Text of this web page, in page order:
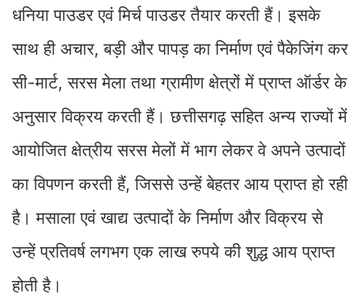
धनिया पाउडर एवं मिर्च पाउडर तैयार करती हैं। इसके
साथ ही अचार, बड़ी और पापड़ का निर्माण एवं पैकेजिंग कर
सी-मार्ट, सरस मेला तथा ग्रामीण क्षेत्रों में प्राप्त ऑर्डर के
अनुसार विक्रय करती हैं। छत्तीसगढ़ सहित अन्य राज्यों में
आयोजित क्षेत्रीय सरस मेलों में भाग लेकर वे अपने उत्पादों
का विपणन करती हैं, जिससे उन्हें बेहतर आय प्राप्त हो रही
है। मसाला एवं खाद्य उत्पादों के निर्माण और विक्रय से
उन्हें प्रतिवर्ष लगभग एक लाख रुपये की शुद्ध आय प्राप्त
होती है।